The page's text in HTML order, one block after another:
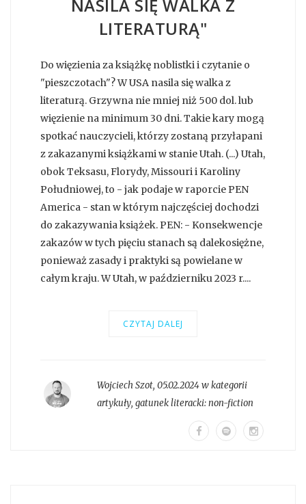
NASILA SIĘ WALKA Z
LITERATURĄ"
Do więzienia za książkę noblistki i czytanie o
"pieszczotach"? W USA nasila się walka z
literaturą. Grzywna nie mniej niż 500 dol. lub
więzienie na minimum 30 dni. Takie kary mogą
spotkać nauczycieli, którzy zostaną przyłapani
z zakazanymi książkami w stanie Utah. (...) Utah,
obok Teksasu, Florydy, Missouri i Karoliny
Południowej, to - jak podaje w raporcie PEN
America - stan w którym najczęściej dochodzi
do zakazywania książek. PEN: - Konsekwencje
zakazów w tych pięciu stanach są dalekosiężne,
ponieważ zasady i praktyki są powielane w
całym kraju. W Utah, w październiku 2023 r....
CZYTAJ DALEJ
Wojciech Szot, 05.02.2024 w kategorii
artykuły, gatunek literacki:non-fiction